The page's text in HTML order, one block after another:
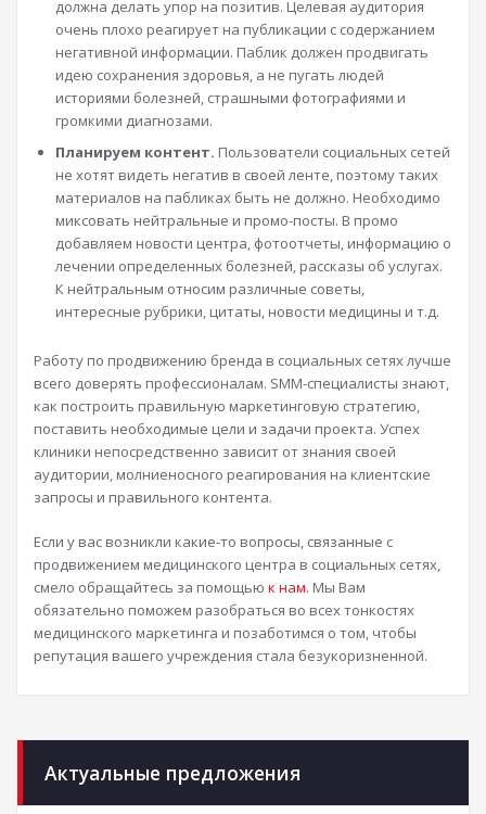
должна делать упор на позитив. Целевая аудитория
очень плохо реагирует на публикации с содержанием
негативной информации. Паблик должен продвигать
идею сохранения здоровья, а не пугать людей
историями болезней, страшными фотографиями и
громкими диагнозами.
Планируем контент. Пользователи социальных сетей
не хотят видеть негатив в своей ленте, поэтому таких
материалов на пабликах быть не должно. Необходимо
миксовать нейтральные и промо-посты. В промо
добавляем новости центра, фотоотчеты, информацию о
лечении определенных болезней, рассказы об услугах.
К нейтральным относим различные советы,
интересные рубрики, цитаты, новости медицины и т.д.
Работу по продвижению бренда в социальных сетях лучше
всего доверять профессионалам. SMM-специалисты знают,
как построить правильную маркетинговую стратегию,
поставить необходимые цели и задачи проекта. Успех
клиники непосредственно зависит от знания своей
аудитории, молниеносного реагирования на клиентские
запросы и правильного контента.
Если у вас возникли какие-то вопросы, связанные с
продвижением медицинского центра в социальных сетях,
смело обращайтесь за помощью к нам. Мы Вам
обязательно поможем разобраться во всех тонкостях
медицинского маркетинга и позаботимся о том, чтобы
репутация вашего учреждения стала безукоризненной.
Актуальные предложения